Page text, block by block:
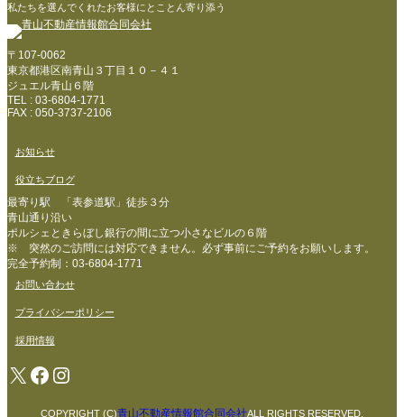
私たちを選んでくれたお客様にとことん寄り添う
〒107-0062
東京都港区南青山３丁目１０－４１
ジュエル青山６階
TEL : 03-6804-1771
FAX : 050-3737-2106
お知らせ
役立ちブログ
最寄り駅 「表参道駅」徒歩３分
青山通り沿い
ポルシェときらぼし銀行の間に立つ小さなビルの６階
※ 突然のご訪問には対応できません。必ず事前にご予約をお願いします。
完全予約制：03-6804-1771
お問い合わせ
プライバシーポリシー
採用情報
X Facebook Instagram
COPYRIGHT (C)青山不動産情報館合同会社ALL RIGHTS RESERVED.